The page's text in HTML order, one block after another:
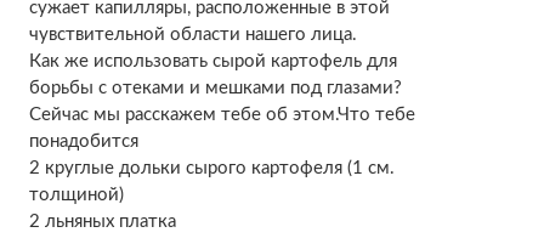
сужает капилляры, расположенные в этой
чувствительной области нашего лица.
Как же использовать сырой картофель для
борьбы с отеками и мешками под глазами?
Сейчас мы расскажем тебе об этом.Что тебе
понадобится
2 круглые дольки сырого картофеля (1 см.
толщиной)
2 льняных платка